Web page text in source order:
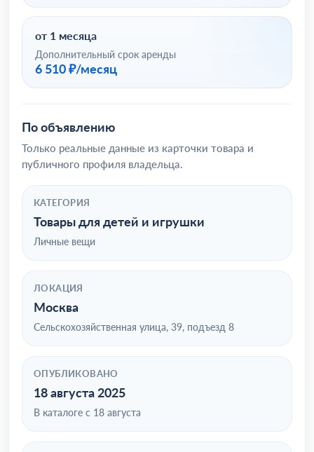
от 1 месяца
Дополнительный срок аренды
6 510 ₽/месяц
По объявлению
Только реальные данные из карточки товара и
публичного профиля владельца.
КАТЕГОРИЯ
Товары для детей и игрушки
Личные вещи
ЛОКАЦИЯ
Москва
Сельскохозяйственная улица, 39, подъезд 8
ОПУБЛИКОВАНО
18 августа 2025
В каталоге с 18 августа